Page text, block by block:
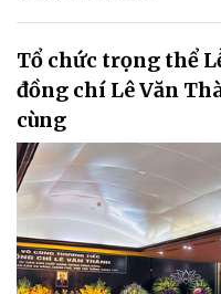
Tổ chức trọng thể
đồng chí Lê Văn
cùng